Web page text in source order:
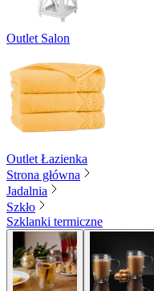
Outlet Salon
Outlet Łazienka
Strona główna
Jadalnia
Szkło
Szklanki termiczne